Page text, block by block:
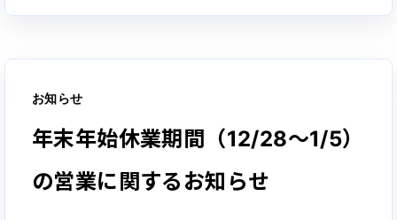
お知らせ
年末年始休業期間（12/28～1/5）
の営業に関するお知らせ